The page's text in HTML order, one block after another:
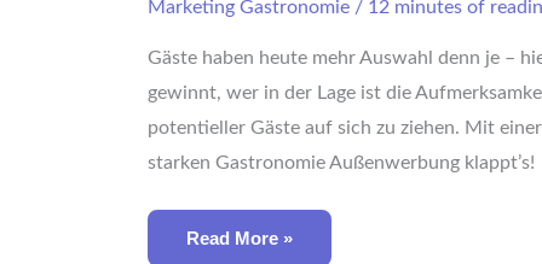
Marketing Gastronomie / 12 minutes of
Gäste haben heute mehr Auswahl denn je –
gewinnt, wer in der Lage ist die
potentieller Gäste auf sich zu ziehen. Mit einer
starken Gastronomie Außenwerbung klappt’s!
Deine
[Leitfaden]
Read More »